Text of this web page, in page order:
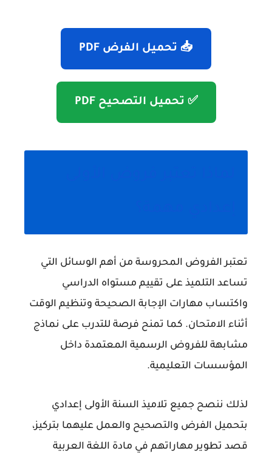
📥 تحميل الفرض PDF
✅ تحميل التصحيح PDF
تعتبر الفروض المحروسة من أهم الوسائل التي
تساعد التلميذ على تقييم مستواه الدراسي
واكتساب مهارات الإجابة الصحيحة وتنظيم الوقت
أثناء الامتحان. كما تمنح فرصة للتدرب على نماذج
مشابهة للفروض الرسمية المعتمدة داخل
المؤسسات التعليمية.
لذلك ننصح جميع تلاميذ السنة الأولى إعدادي
بتحميل الفرض والتصحيح والعمل عليهما بتركيز،
قصد تطوير مهاراتهم في مادة اللغة العربية